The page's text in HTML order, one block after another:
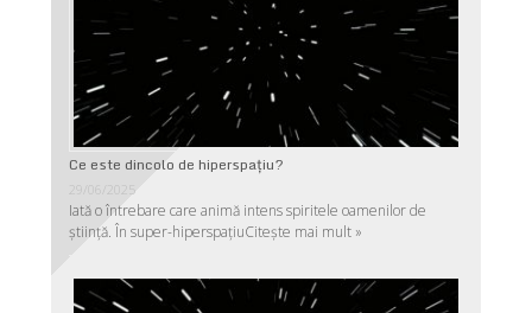
Ce este dincolo de hiperspaţiu?
29/06/2025
Iată o întrebare care animă intens spiritele oamenilor de
ştiinţă. În super-hiperspaţiuCitește mai mult »